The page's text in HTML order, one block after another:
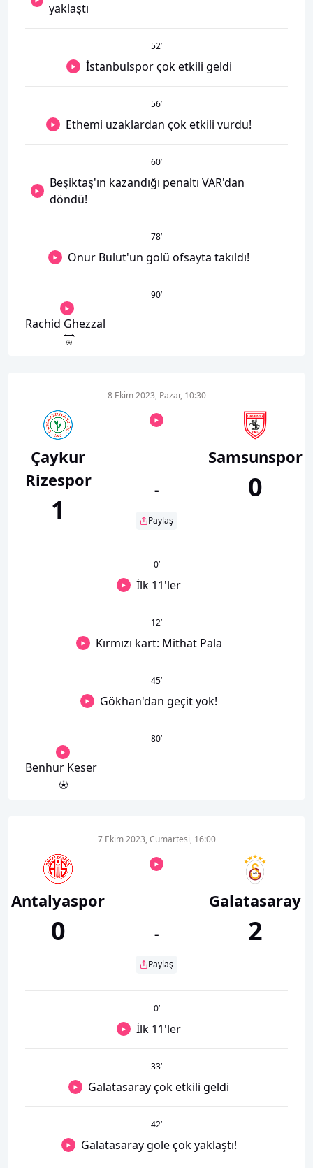
yaklaştı
52’
İstanbulspor çok etkili geldi
56’
Ethemi uzaklardan çok etkili vurdu!
60’
Beşiktaş'ın kazandığı penaltı VAR'dan
döndü!
78’
Onur Bulut'un golü ofsayta takıldı!
90’
Rachid Ghezzal
Çaykur
Rizespor
1
8 Ekim 2023, Pazar, 10:30
-
Paylaş
Samsunspor
0
0’
İlk 11'ler
12’
Kırmızı kart: Mithat Pala
45’
Gökhan'dan geçit yok!
80’
Benhur Keser
Antalyaspor
0
7 Ekim 2023, Cumartesi, 16:00
-
Paylaş
Galatasaray
2
0’
İlk 11'ler
33’
Galatasaray çok etkili geldi
42’
Galatasaray gole çok yaklaştı!